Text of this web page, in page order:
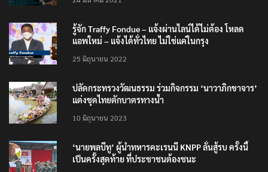
รู้จัก Traffy Fondue – แจ้งผ่านไลน์ได้ไม่ต้อง โหลด
แอพใหม่ – แจ้งได้ทั่วไทย ไม่ใช่แค่ในกรุง
25 มิถุนายน 2022
ปลัดกระทรวงวัฒนธรรม ร่วมกิจกรรม ‘นาวาภิกขาจาร’
แต่งชุดไทยตักบาตรทางน้ำ
10 มิถุนายน 2023
‘นายพลบีทู’ ผู้นำทหารคะเรนนี KNPP ลั่นสู้รบ ครั้งนี้
เป็นครั้งสุดท้าย ที่ประชาชนต้องชนะ